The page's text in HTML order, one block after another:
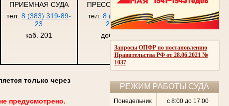
Запросы ОПФР по постановлению
Правительства РФ от 28.06.2021 №
1037
РЕЖИМ РАБОТЫ СУДА
Понедельник с 8:00 до 17:00
ПРИЕМНАЯ СУДА
тел.8 (383) 319-89-
23
каб. 201
ПРЕСС-СЛУЖБА
тел. 8 (383) 319-
20-60
доб. 226
только через
предусмотрено.